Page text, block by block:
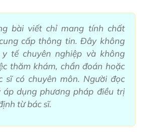
bài viết chỉ mang tính chất
cấp thông tin. Đây không
tế chuyên nghiệp và không
thăm khám, chẩn đoán hoặc
sĩ có chuyên môn. Người đọc
áp dụng phương pháp điều trị
từ bác sĩ.